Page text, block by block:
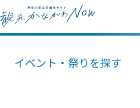
イベント・祭りを探す